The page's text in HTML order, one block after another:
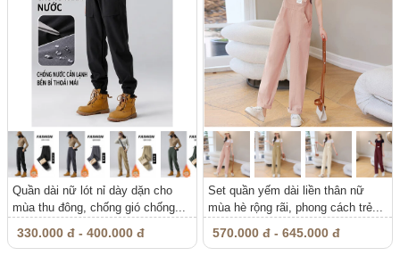
Quần dài nữ lót nỉ dày dặn cho
mùa thu đông, chống gió chống...
330.000 đ - 400.000 đ
Set quần yếm dài liền thân nữ
mùa hè rộng rãi, phong cách trẻ...
570.000 đ - 645.000 đ